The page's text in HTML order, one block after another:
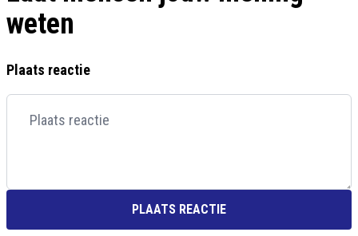
weten
Plaats reactie
PLAATS REACTIE